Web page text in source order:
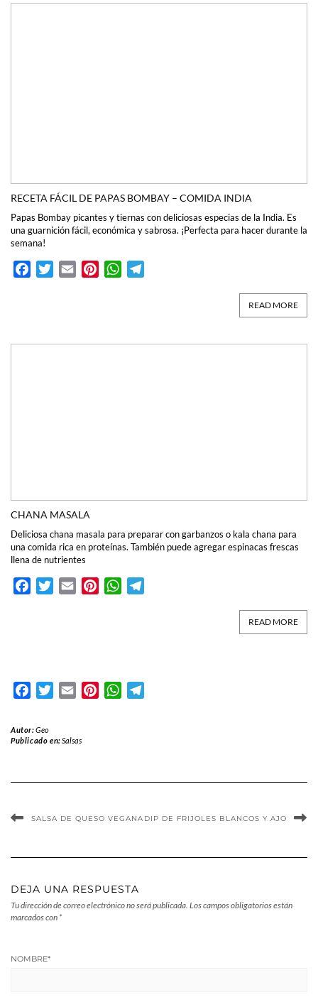
RECETA FÁCIL DE PAPAS BOMBAY – COMIDA INDIA
Papas Bombay picantes y tiernas con deliciosas especias de la India. Es
una guarnición fácil, económica y sabrosa. ¡Perfecta para hacer durante la
semana!
FacebookTwitterEmail PinterestWhatsApp
READ MORE
CHANA MASALA
Deliciosa chana masala para preparar con garbanzos o kala chana para
una comida rica en proteínas. También puede agregar espinacas frescas
llena de nutrientes
FacebookTwitterEmail PinterestWhatsApp
READ MORE
FacebookTwitterEmail PinterestWhatsApp
Autor:Geo
Publicado en:Salsas
SALSA DE QUESO VEGANA DIP DE FRIJOLES BLANCOS Y AJO
DEJA UNA RESPUESTA
Tu dirección de correo electrónico no será publicada. Los campos obligatorios están
marcados con *
NOMBRE*